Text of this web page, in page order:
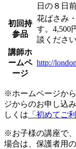
日の８日
初回持
参品
花ばさみ
す。4,500
談ください
講師ホ
ームペ
ージ
http://
※ホームページか
ジからのお申し込
しくは 「初めてご
※お子様の講座で
場合は、保護者用